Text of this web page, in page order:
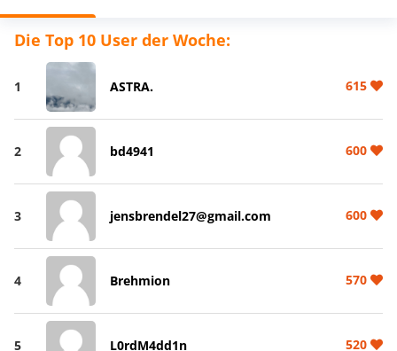
Die Top 10 User der Woche:
1 ASTRA. 615
2 bd4941 600
3 jensbrendel27@gmail.com 600
4 Brehmion 570
5 L0rdM4dd1n 520